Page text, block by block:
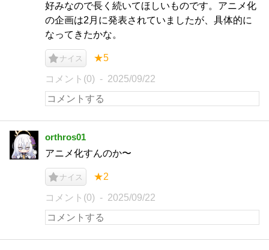
好みなので長く続いてほしいものです。アニメ化
の企画は2月に発表されていましたが、具体的に
なってきたかな。
ナイス ★5
コメント(0) 2025/09/22
orthros01
アニメ化すんのか〜
ナイス ★2
コメント(0) 2025/09/22